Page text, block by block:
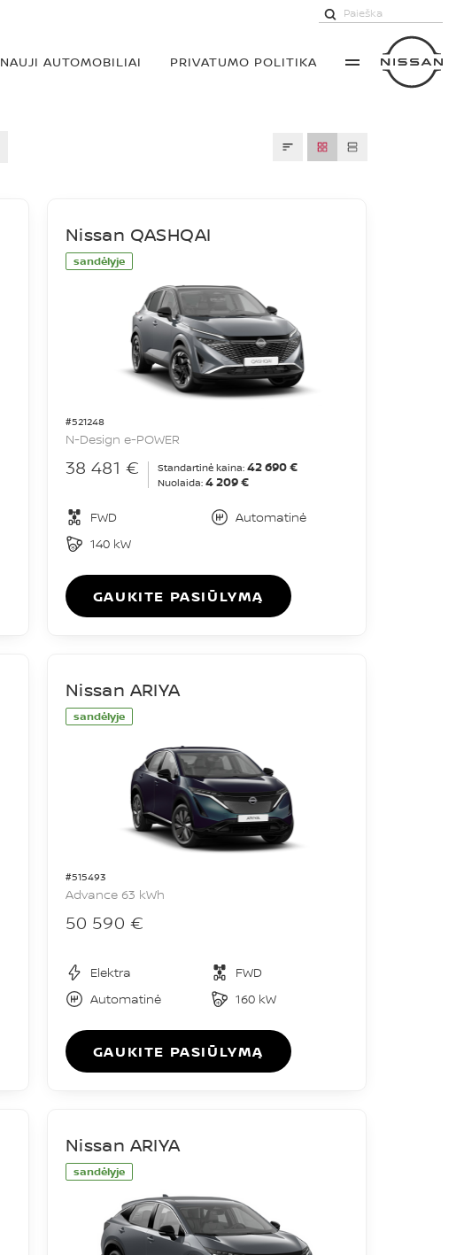
NAUJI AUTOMOBILIAI PRIVATUMO POLITIKA
sandėlyje
#521248
Nissan QASHQAI
N-Design e-POWER
38 481 € Standartinė kaina: 42 690 €
Nuolaida: 4 209 €
FWD
Automatinė
140 kW
GAUKITE PASIŪLYMĄ
sandėlyje
#515493
Nissan ARIYA
Advance 63 kWh
50 590 €
Elektra
FWD
Automatinė
160 kW
GAUKITE PASIŪLYMĄ
sandėlyje
Nissan ARIYA